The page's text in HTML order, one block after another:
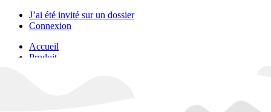
J’ai été invité sur un dossier
Connexion
Accueil
Produit